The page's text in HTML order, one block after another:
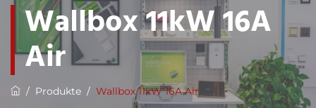
Wallbox 11kW 16A
Air
/ Produkte / Wallbox 11kW 16A Air